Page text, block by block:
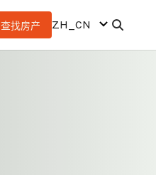
查找房产 ZH_CN